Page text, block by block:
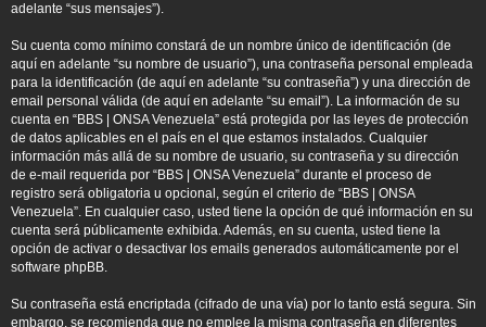
adelante “sus mensajes”).
Su cuenta como mínimo constará de un nombre único de identificación (de
aquí en adelante “su nombre de usuario”), una contraseña personal empleada
para la identificación (de aquí en adelante “su contraseña”) y una dirección de
email personal válida (de aquí en adelante “su email”). La información de su
cuenta en “BBS | ONSA Venezuela” está protegida por las leyes de protección
de datos aplicables en el país en el que estamos instalados. Cualquier
información más allá de su nombre de usuario, su contraseña y su dirección
de e-mail requerida por “BBS | ONSA Venezuela” durante el proceso de
registro será obligatoria u opcional, según el criterio de “BBS | ONSA
Venezuela”. En cualquier caso, usted tiene la opción de qué información en su
cuenta será públicamente exhibida. Además, en su cuenta, usted tiene la
opción de activar o desactivar los emails generados automáticamente por el
software phpBB.
Su contraseña está encriptada (cifrado de una vía) por lo tanto está segura. Sin
embargo, se recomienda que no emplee la misma contraseña en diferentes